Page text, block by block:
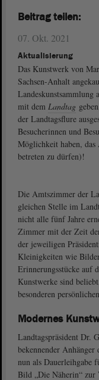
07. Okt. 2021
Aktualisierung
Das Kunstwerk von
Sachsen-Anhalt
mit dem Landtag
der Landtagsflure
Besucherinnen und
Möglichkeit haben, das
betreten zu dürfen)!
Die Amtszimmer der
gleichen Stelle im
nicht alle fünf Jahre
Zimmer mit der Zeit
der jeweiligen
Kleinigkeiten wie
Erinnerungsstücke auf
Kunstwerke sind
besonderen
Modernes
Landtagspräsident Dr.
bekennender
nun als Dauerleihgabe
Bild „Die Näherin“ zur
Beitrag teilen: